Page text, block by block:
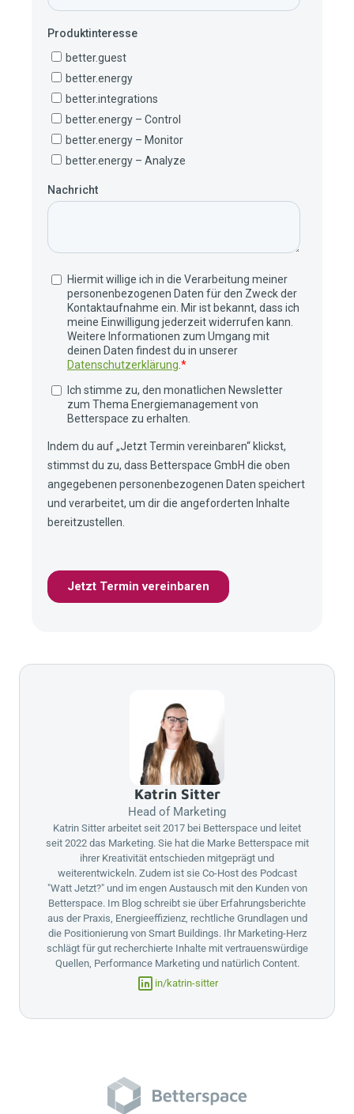
Katrin Sitter
Head of Marketing
Katrin Sitter arbeitet seit 2017 bei Betterspace und leitet
seit 2022 das Marketing. Sie hat die Marke Betterspacemit
ihrer Kreativität entschieden mitgeprägt und
weiterentwickeln. Zudem ist sie Co-Host des Podcast
"Watt Jetzt?" und im engen Austausch mit den Kunden von
Betterspace. Im Blog schreibt sie über Erfahrungsberichte
aus der Praxis, Energieeffizienz, rechtliche Grundlagen und
die Positionierung von Smart Buildings. Ihr Marketing-Herz
schlägt für gut recherchierte Inhalte mit vertrauenswürdige
Quellen, Performance Marketing und natürlich Content.
in/katrin-sitter